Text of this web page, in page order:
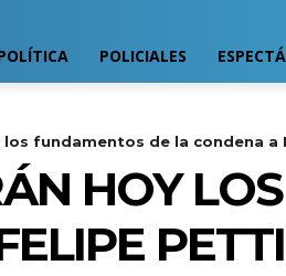
POLICIALES
los fundamentos de la condena
HOY